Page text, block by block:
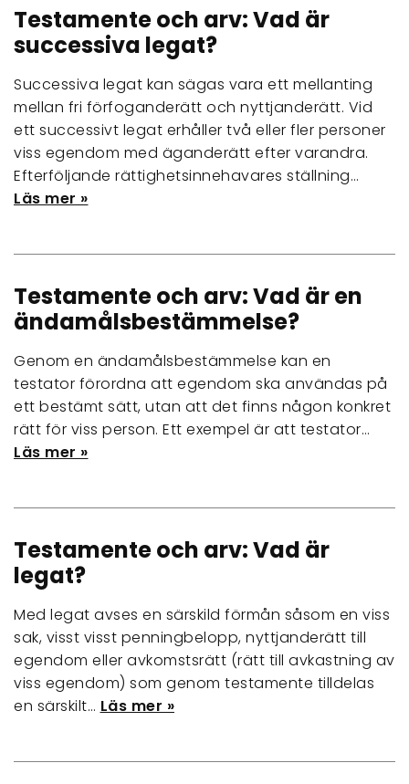
Testamente och arv: Vad är
successiva legat?
Successiva legat kan sägas vara ett mellanting
mellan fri förfoganderätt och nyttjanderätt. Vid
ett successivt legat erhåller två eller fler personer
viss egendom med äganderätt efter varandra.
Efterföljande rättighetsinnehavares ställning…
Läs mer »
Testamente och arv: Vad är en
ändamålsbestämmelse?
Genom en ändamålsbestämmelse kan en
testator förordna att egendom ska användas på
ett bestämt sätt, utan att det finns någon konkret
rätt för viss person. Ett exempel är att testator…
Läs mer »
Testamente och arv: Vad är
legat?
Med legat avses en särskild förmån såsom en viss
sak, visst visst penningbelopp, nyttjanderätt till
egendom eller avkomstsrätt (rätt till avkastning av
viss egendom) som genom testamente tilldelas
en särskilt… Läs mer »